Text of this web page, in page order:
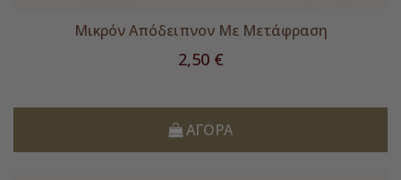
Μικρόν Απόδειπνον Με Μετάφραση
Τιμή
2,50 €
ΑΓΟΡΆ